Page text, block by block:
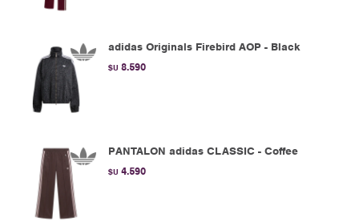
adidas Originals Firebird AOP - Black
$U 8.590
PANTALON adidas CLASSIC - Coffee
$U 4.590